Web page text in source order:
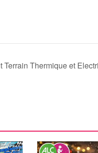
Terrain Thermique et